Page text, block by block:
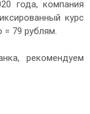
года, компания
курс
79 рублям.
рекомендуем